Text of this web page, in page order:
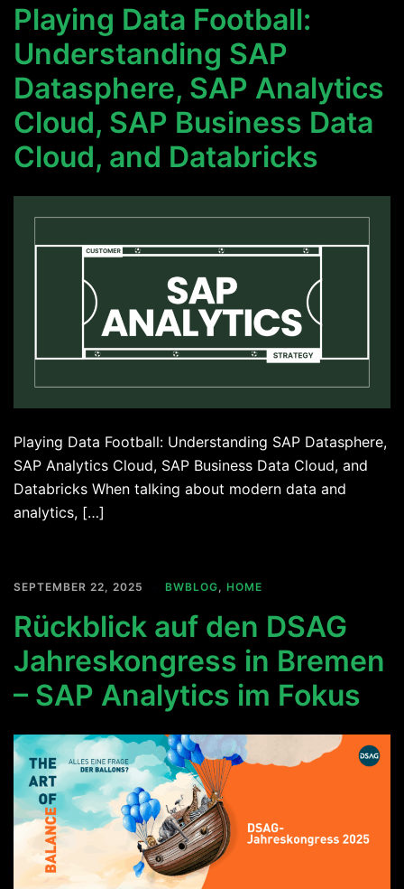
Playing Data Football:
Understanding SAP
Datasphere, SAP Analytics
Cloud, SAP Business Data
Cloud, and Databricks
Playing Data Football: Understanding SAP Datasphere,
SAP Analytics Cloud, SAP Business Data Cloud, and
Databricks When talking about modern data and
analytics, […]
SEPTEMBER 22, 2025 BWBLOG, HOME
Rückblick auf den DSAG
Jahreskongress in Bremen
– SAP Analytics im Fokus